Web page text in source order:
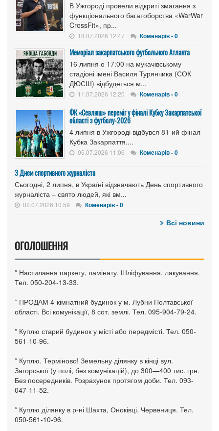
В Ужгороді провели відкриті змагання з
функціонального багатоборства «WarWar
CrossFit», пр...
18.07.2026 12:47 Коменарів - 0
Меморіал закарпатського футбольного Атланта
16 липня о 17:00 на мукачівському
стадіоні імені Василя Турянчика (СОК
ДЮСШ) відбудеться м...
11.07.2026 12:20 Коменарів - 0
ФК «Севлюш» переміг у фіналі Кубку Закарпатської
області з футболу-2026
4 липня в Ужгороді відбувся 81-ий фінал
Кубка Закарпаття....
05.07.2026 11:06 Коменарів - 0
З Днем спортивного журналіста
Сьогодні, 2 липня, в Україні відзначають День спортивного
журналіста – свято людей, які вм...
02.07.2026 10:59 Коменарів - 0
Всі новини
ОГОЛОШЕННЯ
* Настилання паркету, ламінату. Шліфування, лакування.
Тел. 050-204-13-33.
* ПРОДАМ 4-кімнатний будинок у м. Лубни Полтавської
області. Всі комунікації, 8 сот. землі. Тел. 095-904-79-24.
* Куплю старий будинок у місті або передмісті. Тел. 050-
561-10-96.
* Куплю. Терміново! Земельну ділянку в кінці вул.
Загорської (у полі, без комунікацій), до 300—400 тис. грн.
Без посередників. Розрахунок протягом доби. Тел. 093-
047-11-52.
* Куплю ділянку в р-ні Шахта, Оноківці, Червениця. Тел.
050-561-10-96.